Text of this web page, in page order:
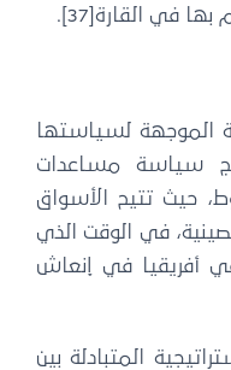
في القارة[37].
الموجهة لسياستها
سياسة مساعدات
حيث تتيح الأسواق
في الوقت الذي
أفريقيا في إنعاش
المتبادلة بين